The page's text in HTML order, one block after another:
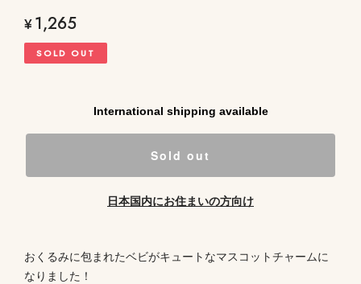
¥1,265
SOLD OUT
International shipping available
Sold out
日本国内にお住まいの方向け
おくるみに包まれたベビがキュートなマスコットチャームに
なりました！